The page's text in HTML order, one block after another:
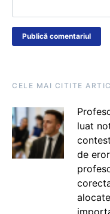
CELE MAI CITITE
luat
de